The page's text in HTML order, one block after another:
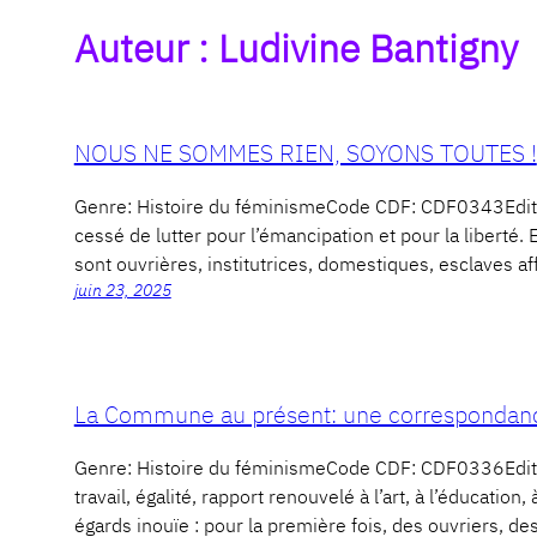
Auteur : Ludivine Bantigny
NOUS NE SOMMES RIEN, SOYONS TOUTES !
Genre: Histoire du féminismeCode CDF:
cessé de lutter pour l’émancipation et pour la liberté.
sont ouvrières, institutrices, domestiques, esclaves
juin 23, 2025
La Commune au présent: une
Genre: Histoire du féminismeCode CDF:
travail, égalité, rapport renouvelé à l’art, à
égards inouïe : pour la première fois, des ouvriers,